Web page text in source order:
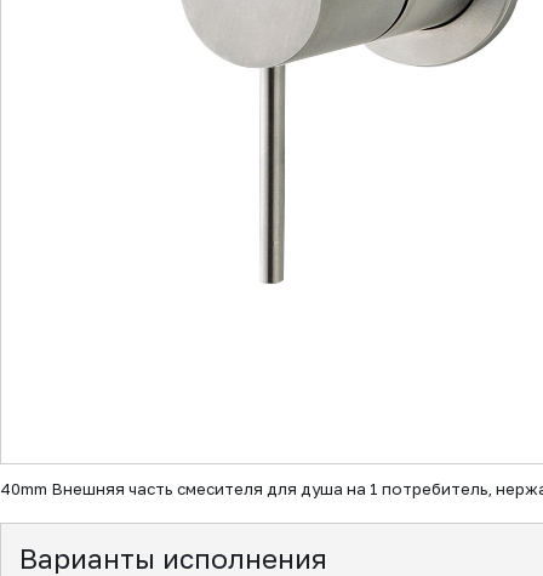
40mm Внешняя часть смесителя для душа на 1 потребитель,
Варианты исполнения